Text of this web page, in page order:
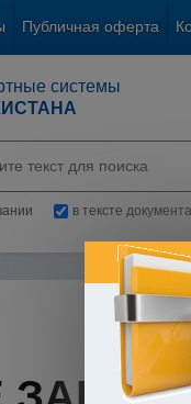
Публичная оферта
системы
в тексте документа